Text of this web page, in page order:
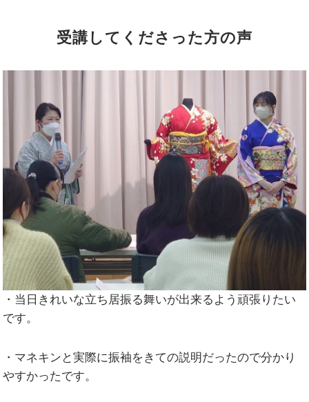
受講してくださった方の声
・当日きれいな立ち居振る舞いが出来るよう頑張りたい
です。
・マネキンと実際に振袖をきての説明だったので分かり
やすかったです。